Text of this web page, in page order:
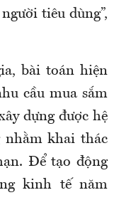
tiêu dùng”,
bài toán hiện
cầu mua sắm
dựng được hệ
nhằm khai thác
Để tạo động
kinh tế năm